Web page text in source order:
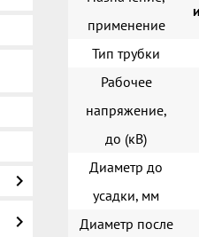
применение
Тип трубки
Рабочее
напряжение,
до (кВ)
Диаметр до
усадки, мм
Диаметр после